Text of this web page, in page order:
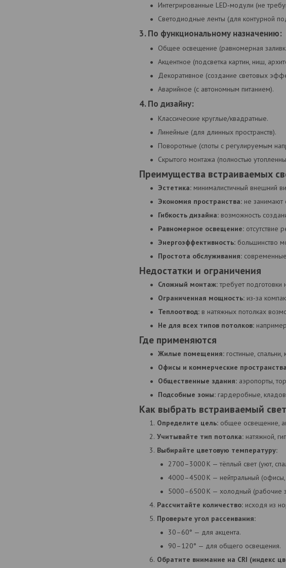
Интегрированные LED‑модули (не
Светодиодные ленты (для контурной
3. По функциональному назначению:
Общее освещение (равномерная
Акцентное (подсветка картин, ниш,
Декоративное (создание световых
Аварийное (с автономным питанием).
4. По дизайну:
Классические круглые/квадратные.
Линейные (для длинных пространств).
Поворотные (споты с регулируемым
Скрытого монтажа (полностью
Преимущества встраиваемых
Эстетика: минималистичный внешний
Экономия пространства: не
Гибкость дизайна: возможность
Равномерное освещение: отсутствие
Энергоэффективность: большинство
Простота обслуживания:
Недостатки и ограничения
Сложный монтаж:требует подготовки
Ограниченная мощность: из‑за
Теплоотвод: в натяжных потолках
Не для всех типов потолков:
Где применяются
Жилые помещения: гостиные,
Офисы и коммерческие
Общественные здания: аэропорты,
Подсобные зоны: гардеробные,
Как выбрать встраиваемый
Определите цель: общее освещение,
Учитывайте тип потолка: натяжной,
Выбирайте цветовую температуру:
2700–3000 К — тёплый свет (уют,
4000–4500 К — нейтральный (офисы,
5000–6500 К — холодный (рабочие
Рассчитайте количество: исходя из
Проверьте угол рассеивания:
30–60° — для акцента.
90–120° — для общего освещения.
Обратите внимание на CRI (индекс